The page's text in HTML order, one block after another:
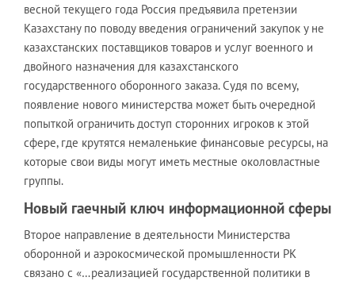
весной текущего года Россия предъявила претензии
Казахстану по поводу введения ограничений закупок у не
казахстанских поставщиков товаров и услуг военного и
двойного назначения для казахстанского
государственного оборонного заказа. Судя по всему,
появление нового министерства может быть очередной
попыткой ограничить доступ сторонних игроков к этой
сфере, где крутятся немаленькие финансовые ресурсы, на
которые свои виды могут иметь местные околовластные
группы.
Новый гаечный ключ информационной сферы
Второе направление в деятельности Министерства
оборонной и аэрокосмической промышленности РК
связано с «…реализацией государственной политики в